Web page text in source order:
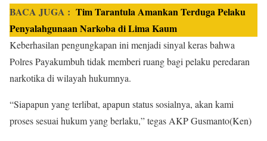
BACA JUGA : Tim Tarantula Amankan Terduga Pelaku
Penyalahgunaan Narkoba di Lima Kaum
Keberhasilan pengungkapan ini menjadi sinyal keras bahwa
Polres Payakumbuh tidak memberi ruang bagi pelaku peredaran
narkotika di wilayah hukumnya.
“Siapapun yang terlibat, apapun status sosialnya, akan kami
proses sesuai hukum yang berlaku,” tegas AKP Gusmanto(Ken)